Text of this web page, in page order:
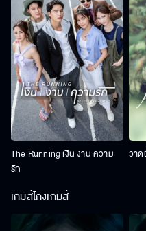
The Running เงิน งาน ความ
รัก
วา
เกมส์โกงเกมส์